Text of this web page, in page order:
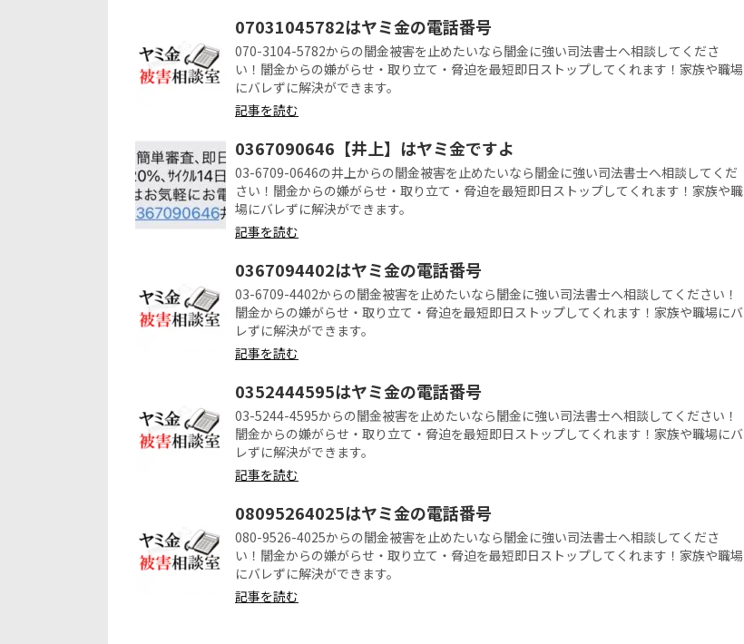
07031045782はヤミ金の電話番号
070-3104-5782からの闇金被害を止めたいなら闇金に強い司法書士へ相談してくださ
い！闇金からの嫌がらせ・取り立て・脅迫を最短即日ストップしてくれます！家族や職場
にバレずに解決ができます。
記事を読む
0367090646【井上】はヤミ金ですよ
03-6709-0646の井上からの闇金被害を止めたいなら闇金に強い司法書士へ相談してくだ
さい！闇金からの嫌がらせ・取り立て・脅迫を最短即日ストップしてくれます！家族や職
場にバレずに解決ができます。
記事を読む
0367094402はヤミ金の電話番号
03-6709-4402からの闇金被害を止めたいなら闇金に強い司法書士へ相談してください！
闇金からの嫌がらせ・取り立て・脅迫を最短即日ストップしてくれます！家族や職場にバ
レずに解決ができます。
記事を読む
0352444595はヤミ金の電話番号
03-5244-4595からの闇金被害を止めたいなら闇金に強い司法書士へ相談してください！
闇金からの嫌がらせ・取り立て・脅迫を最短即日ストップしてくれます！家族や職場にバ
レずに解決ができます。
記事を読む
08095264025はヤミ金の電話番号
080-9526-4025からの闇金被害を止めたいなら闇金に強い司法書士へ相談してくださ
い！闇金からの嫌がらせ・取り立て・脅迫を最短即日ストップしてくれます！家族や職場
にバレずに解決ができます。
記事を読む